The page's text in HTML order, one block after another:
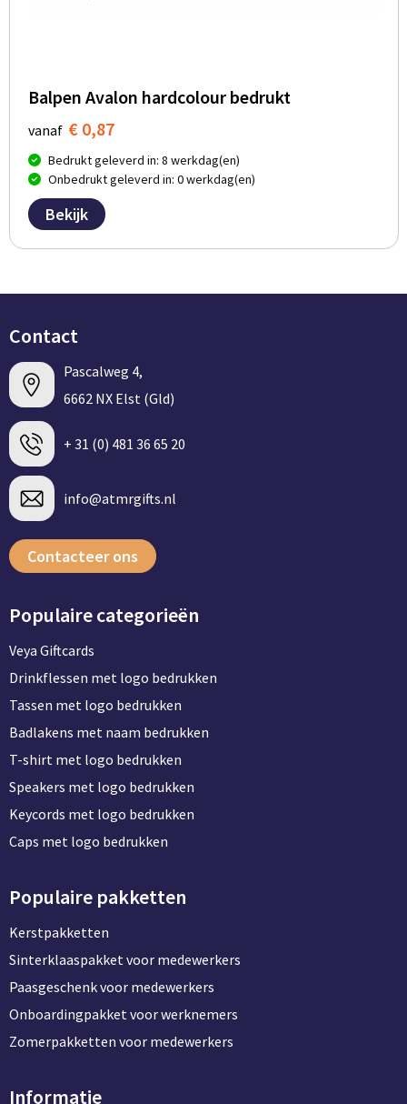
Balpen Avalon hardcolour bedrukt
vanaf € 0,87
Bedrukt geleverd in: 8 werkdag(en)
Onbedrukt geleverd in: 0 werkdag(en)
Bekijk
Contact
Pascalweg 4,
6662 NX Elst (Gld)
+ 31 (0) 481 36 65 20
info@atmrgifts.nl
Contacteer ons
Populaire categorieën
Veya Giftcards
Drinkflessen met logo bedrukken
Tassen met logo bedrukken
Badlakens met naam bedrukken
T-shirt met logo bedrukken
Speakers met logo bedrukken
Keycords met logo bedrukken
Caps met logo bedrukken
Populaire pakketten
Kerstpakketten
Sinterklaaspakket voor medewerkers
Paasgeschenk voor medewerkers
Onboardingpakket voor werknemers
Zomerpakketten voor medewerkers
Informatie